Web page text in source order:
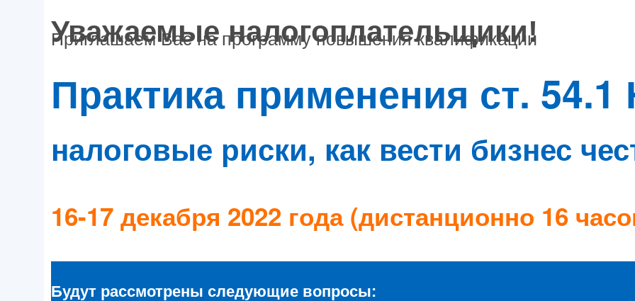
Уважаемые налогоплательщики!
Приглашаем Вас на программу повышения квалификации
Практика применения ст.
налоговые риски, как вести бизнес
16-17 декабря 2022 года (дистанционно 16
Будут рассмотрены следующие вопросы: